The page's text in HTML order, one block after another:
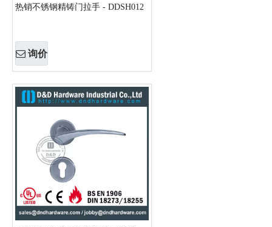
热销不锈钢精铸门拉手 - DDSH012
询价